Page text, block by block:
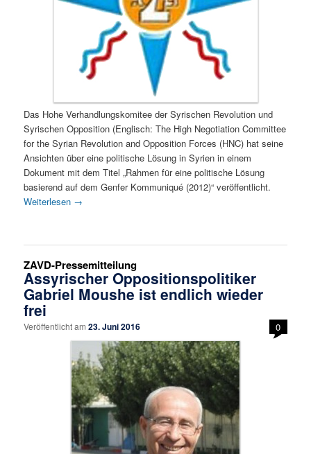
Das Hohe Verhandlungskomitee der Syrischen Revolution und
Syrischen Opposition (Englisch: The High Negotiation Committee
for the Syrian Revolution and Opposition Forces (HNC) hat seine
Ansichten über eine politische Lösung in Syrien in einem
Dokument mit dem Titel „Rahmen für eine politische Lösung
basierend auf dem Genfer Kommuniqué (2012)“ veröffentlicht.
Weiterlesen →
ZAVD-Pressemitteilung
Assyrischer Oppositionspolitiker
Gabriel Moushe ist endlich wieder
frei
Veröffentlicht am23. Juni 2016 0